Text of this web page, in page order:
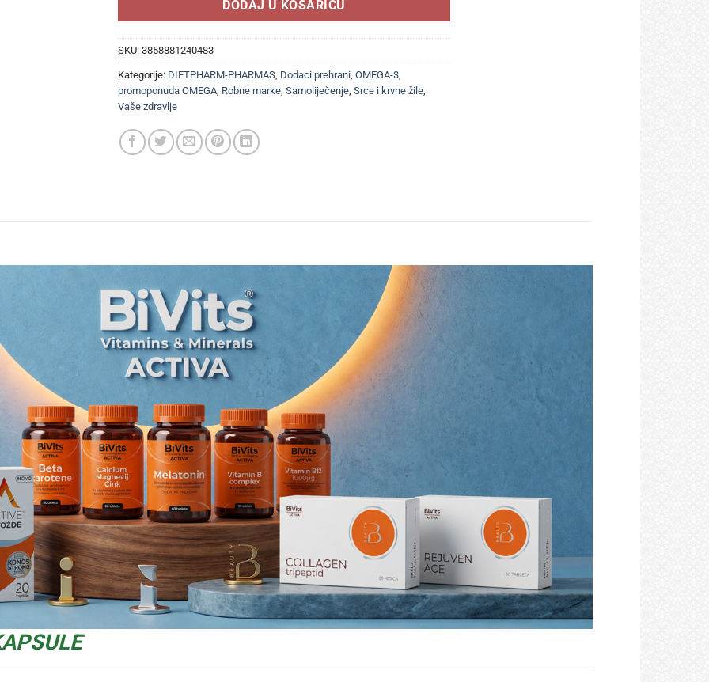
DODAJ U KOŠARICU
SKU: 3858881240483
Kategorije: DIETPHARM-PHARMAS, Dodaci prehrani, OMEGA-3,
promoponuda OMEGA, Robne marke, Samoliječenje, Srce i krvne žile,
Vaše zdravlje